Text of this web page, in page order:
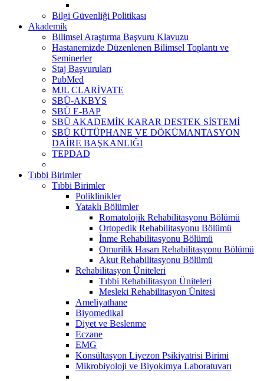
Bilgi Güvenliği Politikası
Akademik
Bilimsel Araştırma Başvuru Klavuzu
Hastanemizde Düzenlenen Bilimsel Toplantı ve
Seminerler
Staj Başvuruları
PubMed
MJL CLARİVATE
SBÜ-AKBYS
SBÜ E-BAP
SBÜ AKADEMİK KARAR DESTEK SİSTEMİ
SBÜ KÜTÜPHANE VE DÖKÜMANTASYON
DAİRE BAŞKANLIĞI
TEPDAD
Tıbbi Birimler
Tıbbi Birimler
Poliklinikler
Yataklı Bölümler
Romatolojik Rehabilitasyonu Bölümü
Ortopedik Rehabilitasyonu Bölümü
İnme Rehabilitasyonu Bölümü
Omurilik Hasarı Rehabilitasyonu Bölümü
Akut Rehabilitasyonu Bölümü
Rehabilitasyon Üniteleri
Tıbbi Rehabilitasyon Üniteleri
Mesleki Rehabilitasyon Ünitesi
Ameliyathane
Biyomedikal
Diyet ve Beslenme
Eczane
EMG
Konsültasyon Liyezon Psikiyatrisi Birimi
Mikrobiyoloji ve Biyokimya Laboratuvarı